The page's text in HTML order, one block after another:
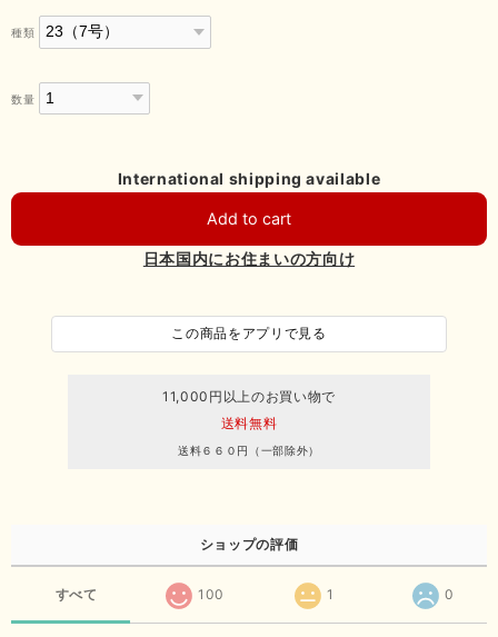
種類
数量
International shipping available
Add to cart
日本国内にお住まいの方向け
この商品をアプリで見る
11,000円以上のお買い物で
送料無料
送料６６０円（一部除外）
ショップの評価
すべて 100 1 0